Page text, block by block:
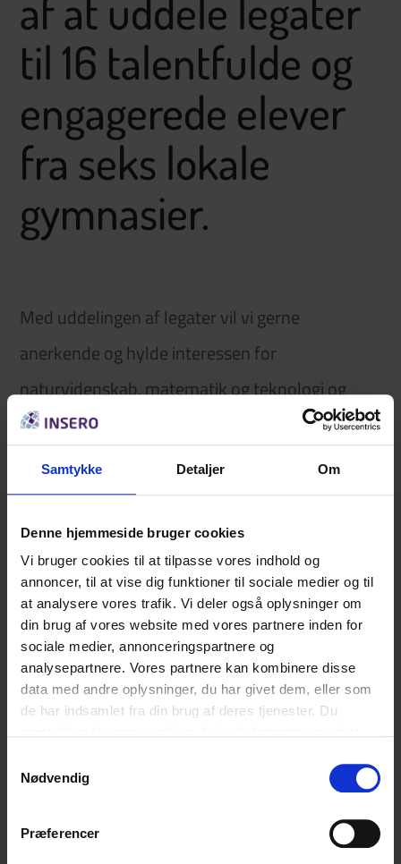
Samtykke Detaljer Om
Denne hjemmeside bruger cookies
Vi bruger cookies til at tilpasse vores indhold og
annoncer, til at vise dig funktioner til sociale medier og til
at analysere vores trafik. Vi deler også oplysninger om
din brug af vores website med vores partnere inden for
sociale medier, annonceringspartnere og
analysepartnere. Vores partnere kan kombinere disse
data med andre oplysninger, du har givet dem, eller som
de har indsamlet fra din brug af deres tjenester. Du
Nødvendig
Præferencer
af at uddele legater
til 16 talentfulde og
engagerede elever
fra seks lokale
gymnasier.
Med uddelingen af legater vil vi gerne
anerkende og hylde interessen for
naturvidenskab, matematik og teknologi og
inspirere til at endnu flere uddanner sig inden
for de områder.
Cambridge University, hvor eleverne møder
forskere og studerende, deltager i faglige oplæg
og oplever universitetets unikke historie og
kultur. Rejsen giver udsyn, perspektiv og åbner
nye døre.
et legatnetværk, hvor de kan holde kontakten,